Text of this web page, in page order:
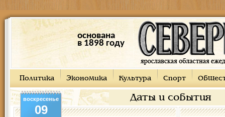
основана
в 1898 году
Политика Экономика Культура Спорт
Даты и события
воскресенье
09